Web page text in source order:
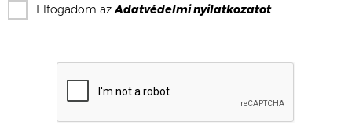
Elfogadom azAdatvédelmi nyilatkozatot